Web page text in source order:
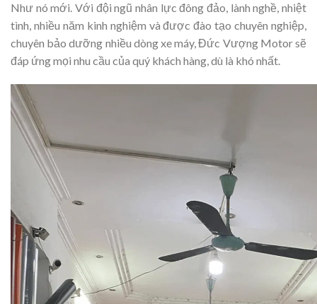
Như nó mới. Với đội ngũ nhân lực đông đảo, lành nghề, nhiệt
tình, nhiều năm kinh nghiệm và được đào tạo chuyên nghiệp,
chuyên bảo dưỡng nhiều dòng xe máy, Đức Vượng Motor sẽ
đáp ứng mọi nhu cầu của quý khách hàng, dù là khó nhất.